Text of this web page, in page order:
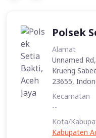
Polsek
Alamat
Unnamed
Krueng
23655,
Kecamatan
--
Kota/
Kabupaten